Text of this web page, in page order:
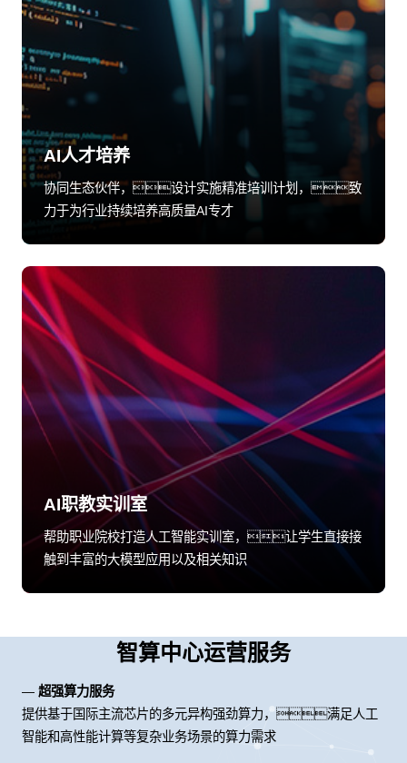
AI人才培养
协同生态伙伴，设计实施精准培训计划，致
力于为行业持续培养高质量AI专才
AI职教实训室
帮助职业院校打造人工智能实训室，让学生直接接
触到丰富的大模型应用以及相关知识
智算中心运营服务
— 超强算力服务
提供基于国际主流芯片的多元异构强劲算力，满足人工
智能和高性能计算等复杂业务场景的算力需求